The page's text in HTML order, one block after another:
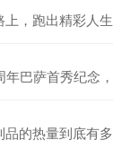
，跑出精彩人生
年巴萨首秀纪念
品的热量到底有